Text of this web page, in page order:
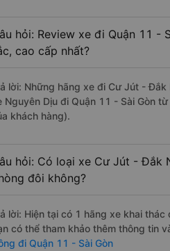
hỏi: Review xe đi Quận 11
cao cấp nhất?
lời: Những hãng xe đi Cư Jút -
Nguyên Dịu đi Quận 11 - Sài Gòn
khách hàng).
hỏi: Có loại xe Cư Jút - Đắk
đôi không?
lời: Hiện tại có 1 hãng xe khai
có thể tham khảo thêm thông tin
đi Quận 11 - Sài Gòn